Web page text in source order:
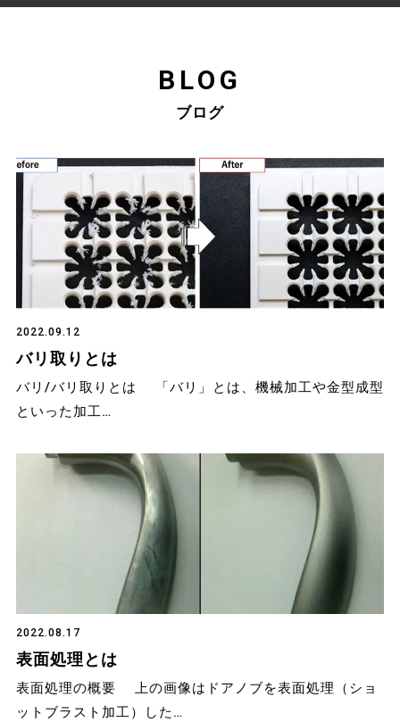
BLOG
ブログ
2022.09.12
バリ取りとは
バリ/バリ取りとは 「バリ」とは、機械加工や金型成型
といった加工…
2022.08.17
表面処理とは
表面処理の概要 上の画像はドアノブを表面処理（ショ
ットブラスト加工）した…